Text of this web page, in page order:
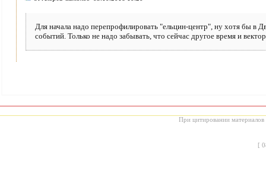
Для начала надо перепрофилировать "ельцин-центр", ну хотя бы в
событий. Только не надо забывать, что сейчас другое время и
При цитировании материалов
[